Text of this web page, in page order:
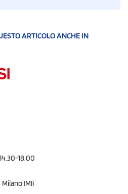
ARTICOLO ANCHE IN
18.00
(MI)